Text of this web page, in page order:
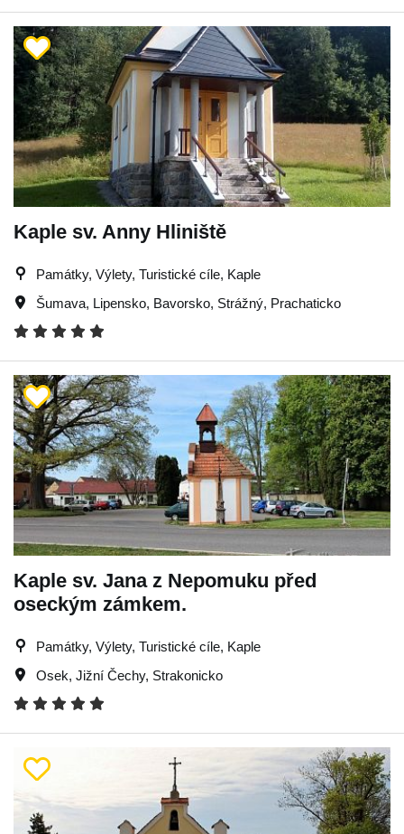
Kaple sv. Anny Hliniště
Památky, Výlety, Turistické cíle, Kaple
Šumava, Lipensko, Bavorsko, Strážný, Prachaticko
Kaple sv. Jana z Nepomuku před
oseckým zámkem.
Památky, Výlety, Turistické cíle, Kaple
Osek, Jižní Čechy, Strakonicko